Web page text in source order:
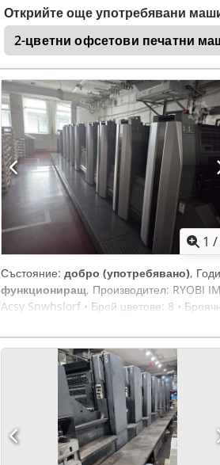
Открийте още употребявани
2-цветни офсетови печатни
1 /
Състояние: добро (употребявано),
функциониращ, Производител: RYOBI
Acsy Snwhslorf • Брой цветове: 8 •
листа: 788x600 мм (31,0"x23,6") •
matic • Охлаждане: Technotrans Alpha C
цветови касети и регистри - Ryobi PCS
Автоматично почистване: мастилени,
Високоразположен изходен стекер •
водене • антистатично устройство •
PDS - E Spectro jet • Наличност:
Техническо състояние: работещ, с
експлоатация, но може да бъде видян